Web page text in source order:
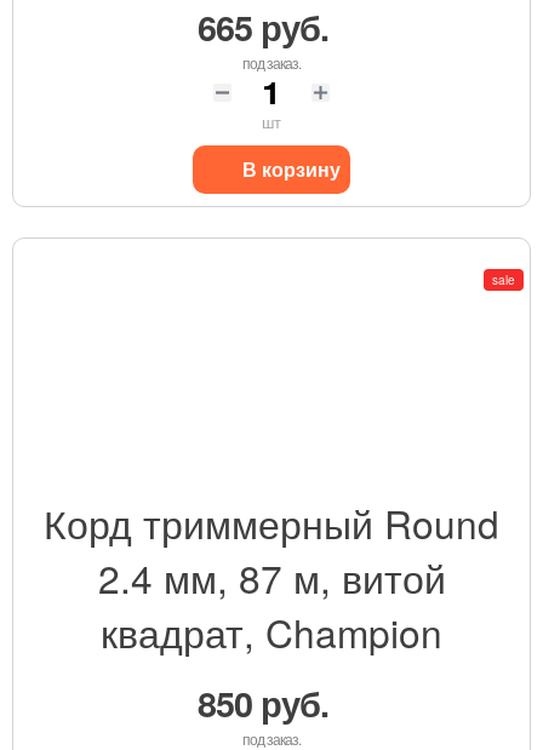
665 руб.
под заказ.
шт
В корзину
sale
Корд триммерный Round
2.4 мм, 87 м, витой
квадрат, Champion
850 руб.
под заказ.